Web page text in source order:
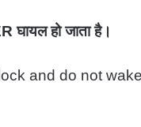
हो जाता है।
and do not